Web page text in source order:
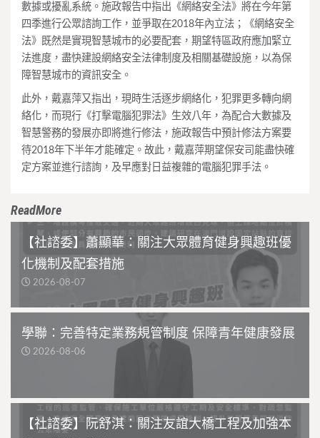
數據或擾亂系統。施政報告中指出《網絡安全法》將在今年第
四季進行公眾諮詢工作，並爭取在2018年內立法；《網絡安全
法》既然是實現智慧城市的必要配套，期望特區政府應加緊立
法進度，盡快建設網絡安全法律制度及相關基礎設施，以為保
障智慧城市的資訊安全。
此外，戴嘉萍又指出，現時生活逐步網絡化，犯罪更多轉向網
絡化，而現行《打擊電腦犯罪法》生效八年，為配合大數據及
智慧警務的發展亦即將進行修法，施政報告中預計修法方案要
待2018年下半年才能確定。故此，戴嘉萍期望保安司能盡快確
定方案並進行諮詢，及早應對日益複雜的電腦犯罪手法。
ReadMore
【社諮委】蕭顯華：關注大眾體育健身興趣班優
化機制及配套措施
2026-08-07
學聯：完善特定業務規管制度 保障青年健康發展
2026-08-06
【社諮委】阮舒淇：關注友誼大橋工程及加強本